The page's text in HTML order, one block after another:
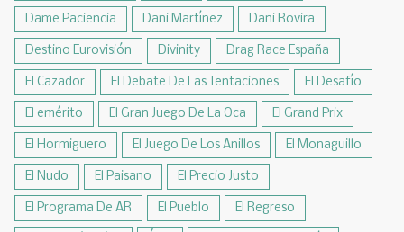
Dame Paciencia Dani Martínez Dani Rovira
Destino Eurovisión Divinity Drag Race España
El Cazador El Debate De Las Tentaciones El Desafío
El emérito El Gran Juego De La Oca El Grand Prix
El Hormiguero El Juego De Los Anillos El Monaguillo
El Nudo El Paisano El Precio Justo
El Programa De AR El Pueblo El Regreso